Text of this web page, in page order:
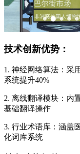
技术创新优势：
1. 神经网络算法：采
系统提升40%
2. 离线翻译模块：内
基础翻译操作
3. 行业术语库：涵盖
化词库系统